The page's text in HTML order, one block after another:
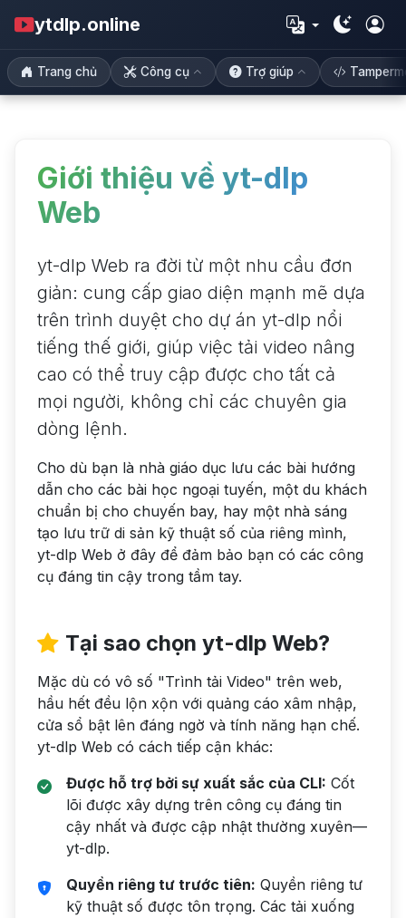
ytdlp.online
Trang chủ Công cụ Trợ giúp
Giới thiệu về yt-dlp
Web
yt-dlp Web ra đời từ một nhu cầu đơn
giản: cung cấp giao diện mạnh mẽ dựa
trên trình duyệt cho dự án yt-dlp nổi
tiếng thế giới, giúp việc tải video nâng
cao có thể truy cập được cho tất cả
mọi người, không chỉ các chuyên gia
dòng lệnh.
Cho dù bạn là nhà giáo dục lưu các bài hướng
dẫn cho các bài học ngoại tuyến, một du khách
chuẩn bị cho chuyến bay, hay một nhà sáng
tạo lưu trữ di sản kỹ thuật số của riêng mình,
yt-dlp Web ở đây để đảm bảo bạn có các công
cụ đáng tin cậy trong tầm tay.
Tại sao chọn yt-dlp Web?
Mặc dù có vô số "Trình tải Video" trên web,
hầu hết đều lộn xộn với quảng cáo xâm nhập,
cửa sổ bật lên đáng ngờ và tính năng hạn chế.
yt-dlp Web có cách tiếp cận khác:
Được hỗ trợ bởi sự xuất sắc của CLI: Cốt
lõi được xây dựng trên công cụ đáng tin
cậy nhất và được cập nhật thường xuyên—
yt-dlp.
Quyền riêng tư trước tiên: Quyền riêng tư
kỹ thuật số được tôn trọng. Các tải xuống